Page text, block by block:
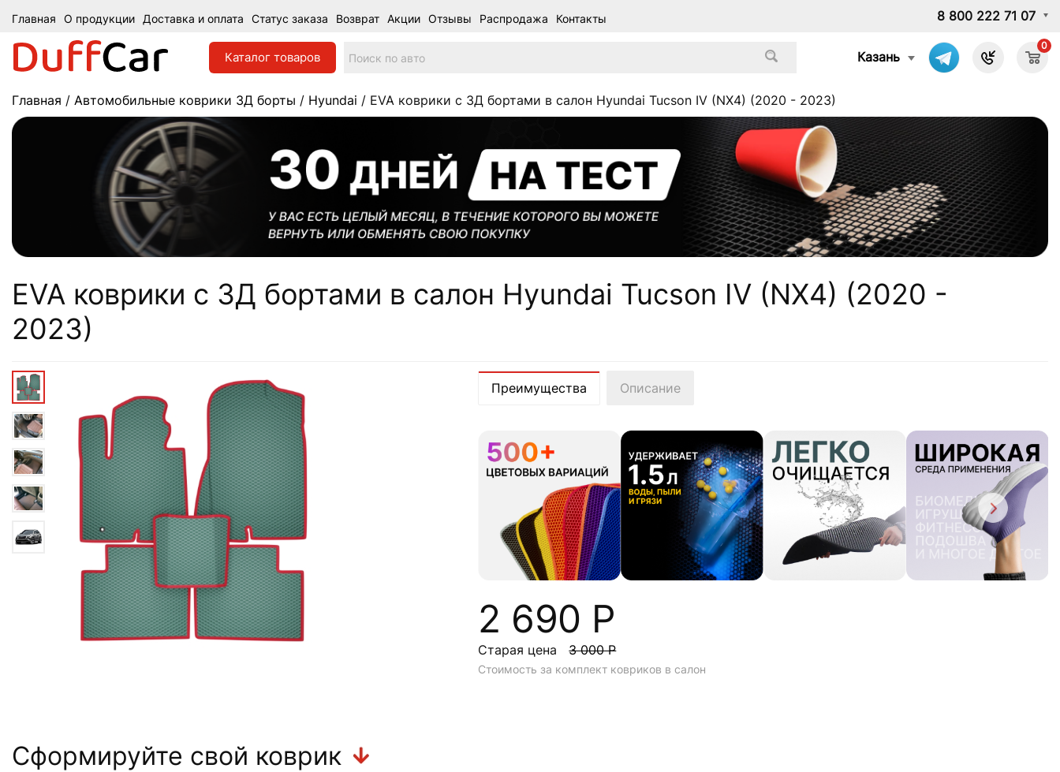
Главная О продукции Доставка и оплата Статус заказа Возврат Акции Отзывы Распродажа Контакты 8 800 222 71 07
Каталог товаров Казань
0
Главная / Автомобильные коврики 3Д борты / Hyundai / EVA коврики c 3Д бортами в салон Hyundai Tucson IV (NX4) (2020 - 2023)
EVA коврики c 3Д бортами в салон Hyundai Tucson IV (NX4) (2020 -
2023)
Преимущества Описание
2 690 Р
Старая цена 3 000 Р
Стоимость за комплект ковриков в салон
Сформируйте свой коврик